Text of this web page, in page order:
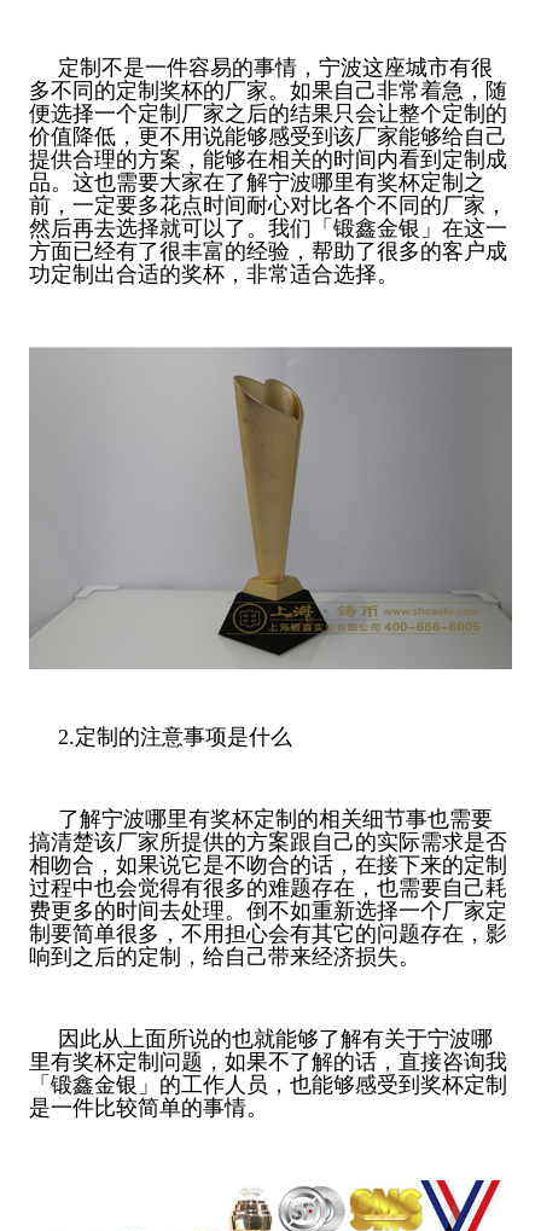
定制不是一件容易的事情，宁波这座城市有很
多不同的定制奖杯的厂家。如果自己非常着急，随
便选择一个定制厂家之后的结果只会让整个定制的
价值降低，更不用说能够感受到该厂家能够给自己
提供合理的方案，能够在相关的时间内看到定制成
品。这也需要大家在了解宁波哪里有奖杯定制之
前，一定要多花点时间耐心对比各个不同的厂家，
然后再去选择就可以了。我们「锻鑫金银」在这一
方面已经有了很丰富的经验，帮助了很多的客户成
功定制出合适的奖杯，非常适合选择。
2.定制的注意事项是什么
了解宁波哪里有奖杯定制的相关细节事也需要
搞清楚该厂家所提供的方案跟自己的实际需求是否
相吻合，如果说它是不吻合的话，在接下来的定制
过程中也会觉得有很多的难题存在，也需要自己耗
费更多的时间去处理。倒不如重新选择一个厂家定
制要简单很多，不用担心会有其它的问题存在，影
响到之后的定制，给自己带来经济损失。
因此从上面所说的也就能够了解有关于宁波哪
里有奖杯定制问题，如果不了解的话，直接咨询我
「锻鑫金银」的工作人员，也能够感受到奖杯定制
是一件比较简单的事情。